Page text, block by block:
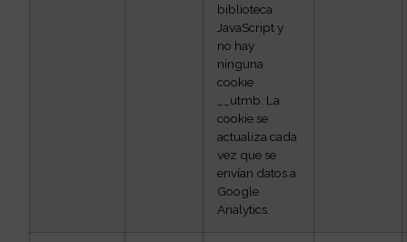
biblioteca
JavaScript y
no hay
ninguna
cookie
__utmb. La
cookie se
actualiza cada
vez que se
envían datos a
Google
Analytics.